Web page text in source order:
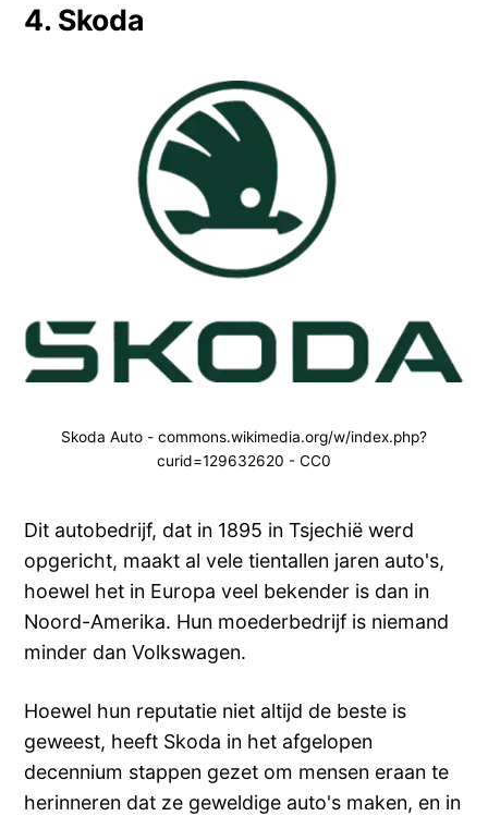
4. Skoda
Skoda Auto - commons.wikimedia.org/w/index.php?
curid=129632620 - CC0
Dit autobedrijf, dat in 1895 in Tsjechië werd
opgericht, maakt al vele tientallen jaren auto's,
hoewel het in Europa veel bekender is dan in
Noord-Amerika. Hun moederbedrijf is niemand
minder dan Volkswagen.
Hoewel hun reputatie niet altijd de beste is
geweest, heeft Skoda in het afgelopen
decennium stappen gezet om mensen eraan te
herinneren dat ze geweldige auto's maken, en in